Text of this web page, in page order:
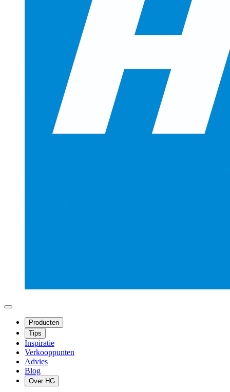
Producten
Tips
Inspiratie
Verkooppunten
Advies
Blog
Over HG